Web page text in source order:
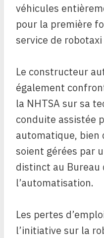
véhicules
pour la première
service de
Le constructeur
également
la NHTSA sur sa
conduite assistée
automatique, bien
soient gérées par
distinct au Bureau
l’automatisation.
Les pertes
l’initiative sur la